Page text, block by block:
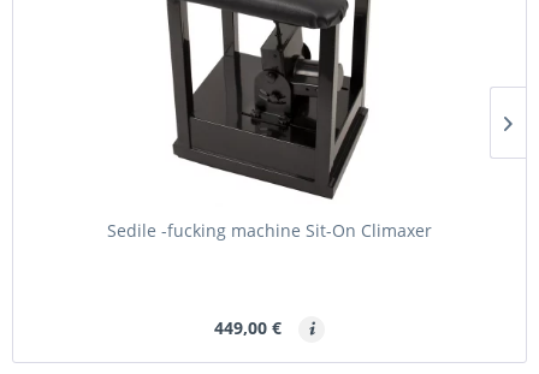
Sedile -fucking machine Sit-On Climaxer
449,00 €